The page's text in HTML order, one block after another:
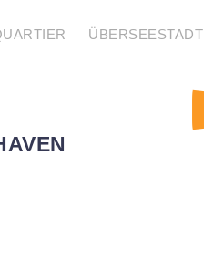
ÜBERSEESTADT